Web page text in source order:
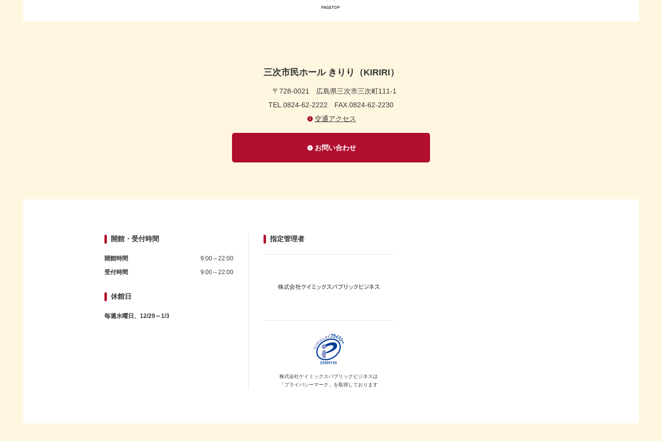
三次市民ホール きりり（KIRIRI）
〒728-0021 広島県三次市三次町111-1
TEL.0824-62-2222 FAX.0824-62-2230
交通アクセス
お問い合わせ
開館・受付時間
開館時間
9:00～22:00
受付時間
9:00～22:00
休館日
毎週水曜日、12/29～1/3
指定管理者
株式会社ケイミックス パブリックビジネスは
「プライバシーマーク」を取得しております